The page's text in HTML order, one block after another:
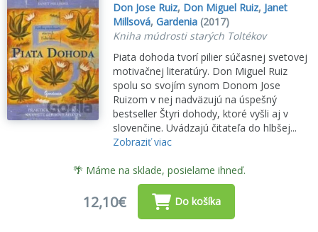
Don Jose Ruiz, Don Miguel Ruiz, Janet
Millsová,Gardenia (2017)
Kniha múdrosti starých Toltékov
Piata dohoda tvorí pilier súčasnej svetovej
motivačnej literatúry. Don Miguel Ruiz
spolu so svojím synom Donom Jose
Ruizom v nej nadväzujú na úspešný
bestseller Štyri dohody, ktoré vyšli aj v
slovenčine. Uvádzajú čitateľa do hlbšej...
Zobraziť viac
🌴 Máme na sklade, posielame ihneď.
12,10€ Do košíka